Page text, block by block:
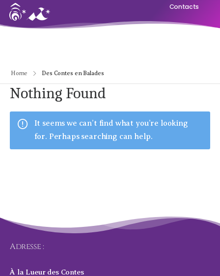
Contacts
Home Des Contes en Balades
Nothing Found
It seems we can’t find what you’re looking
for. Perhaps searching can help.
Adresse :
À la Lueur des Contes